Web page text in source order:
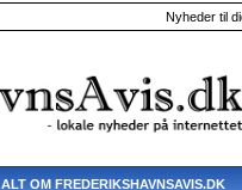
Nyheder til
ALT OM FREDERIKSHAVNSAVIS.DK